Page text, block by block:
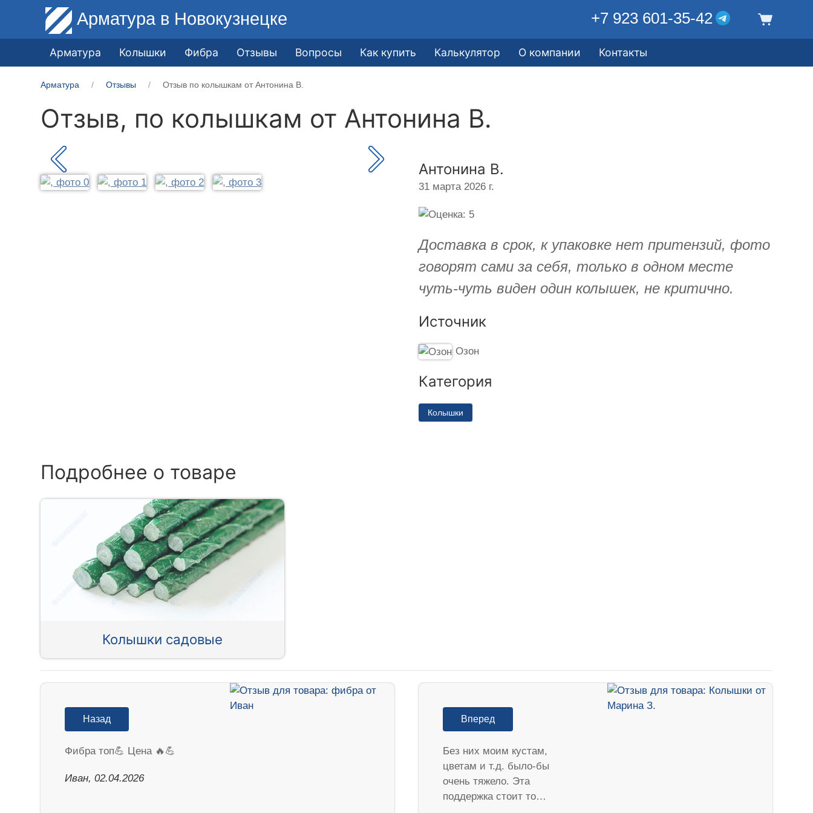
Арматура в Новокузнецке +7 923 601-35-42
Арматура Колышки Фибра Отзывы Вопросы Как купить Калькулятор О компании Контакты
Арматура Отзывы Отзыв по колышкам от Антонина В.
Отзыв, по колышкам от Антонина В.
Антонина В.
31 марта 2026 г.
Доставка в срок, к упаковке нет притензий, фото
говорят сами за себя, только в одном месте
чуть-чуть виден один колышек, не критично.
Источник
Озон
Категория
Колышки
Подробнее о товаре
Колышки садовые
Назад
Фибра топ💪 Цена 🔥💪
Иван, 02.04.2026
Вперед
Без них моим кустам,
цветам и т.д. было-бы
очень тяжело. Эта
поддержка стоит то…